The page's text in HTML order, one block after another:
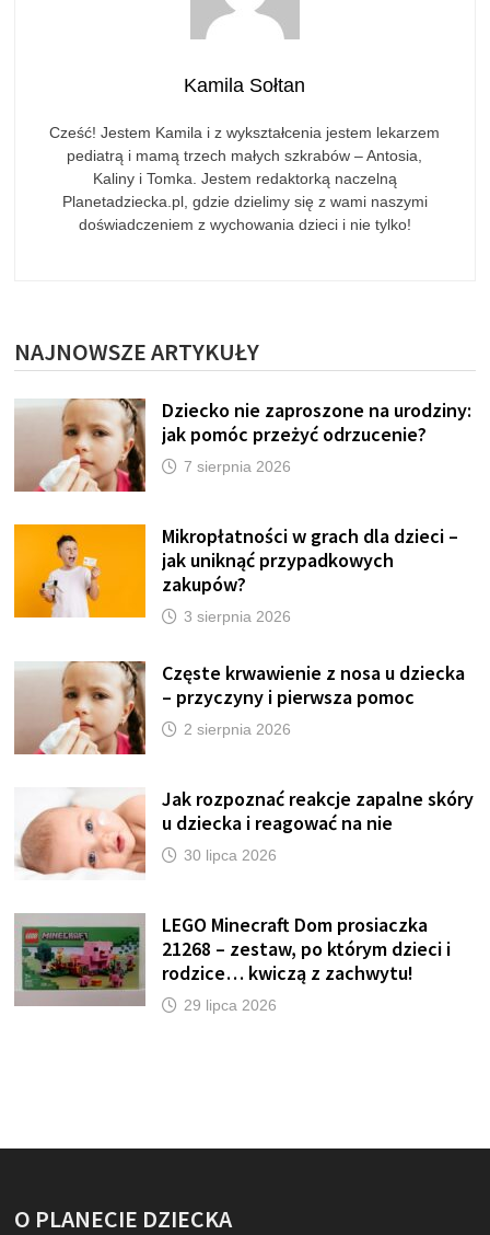
Kamila Sołtan
Cześć! Jestem Kamila i z wykształcenia jestem lekarzem
pediatrą i mamą trzech małych szkrabów – Antosia,
Kaliny i Tomka. Jestem redaktorką naczelną
Planetadziecka.pl, gdzie dzielimy się z wami naszymi
doświadczeniem z wychowania dzieci i nie tylko!
NAJNOWSZE ARTYKUŁY
Dziecko nie zaproszone na urodziny:
jak pomóc przeżyć odrzucenie?
7 sierpnia 2026
Mikropłatności w grach dla dzieci –
jak uniknąć przypadkowych
zakupów?
3 sierpnia 2026
Częste krwawienie z nosa u dziecka
– przyczyny i pierwsza pomoc
2 sierpnia 2026
Jak rozpoznać reakcje zapalne skóry
u dziecka i reagować na nie
30 lipca 2026
LEGO Minecraft Dom prosiaczka
21268 – zestaw, po którym dzieci i
rodzice… kwiczą z zachwytu!
29 lipca 2026
O PLANECIE DZIECKA